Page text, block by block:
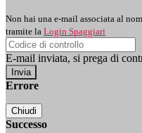
Non hai una e-mail associata al
tramite la Login Spaggiari
E-mail inviata, si prega di
Errore
Chiudi
Successo